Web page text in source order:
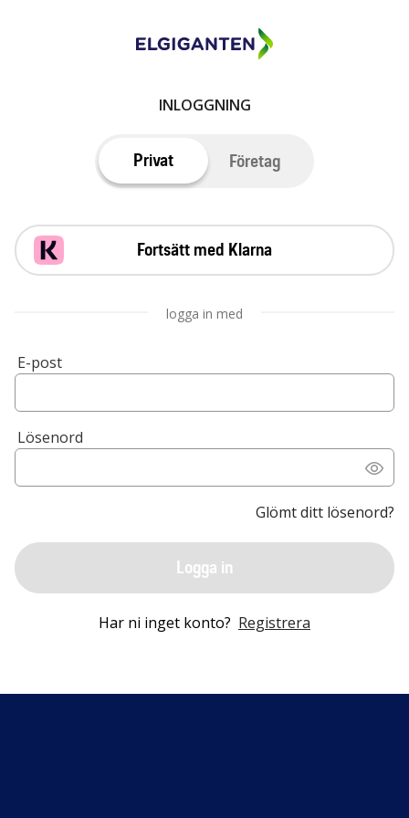
INLOGGNING
Privat Företag
Fortsätt med Klarna
logga in med
E-post
Lösenord
Glömt ditt lösenord?
Logga in
Har ni inget konto? Registrera